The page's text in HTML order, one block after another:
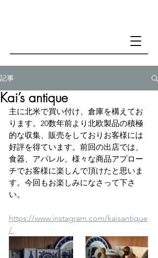
記事
Kai’s antique
主に北米で買い付け、倉庫を構えてお
ります。20数年前より北欧製品の積極
的な収集、販売をしておりお客様には
好評を得ています。前回の出店では、
食器、アパレル、様々な商品アプロー
チでお客様に楽しんで頂けたと思いま
す。今回もお楽しみになさって下さ
い。
https://www.instagram.com/kaisantique
/